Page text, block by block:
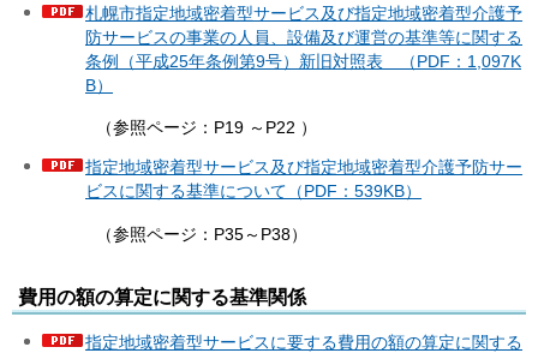
札幌市指定地域密着型サービス及び指定地域密着型介護予
防サービスの事業の人員、設備及び運営の基準等に関する
条例（平成25年条例第9号）新旧対照表 （PDF：1,097K
B）
（参照ページ：P19 ～P22 ）
指定地域密着型サービス及び指定地域密着型介護予防サー
ビスに関する基準について（PDF：539KB）
（参照ページ：P35～P38）
費用の額の算定に関する基準関係
指定地域密着型サービスに要する費用の額の算定に関する